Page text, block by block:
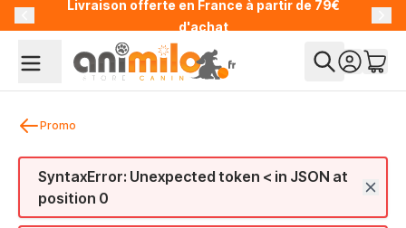
Allez au contenuLivraison offerte en France à partir de 79€
d'achat
Promo
SyntaxError: Unexpected token < in JSON at
position 0